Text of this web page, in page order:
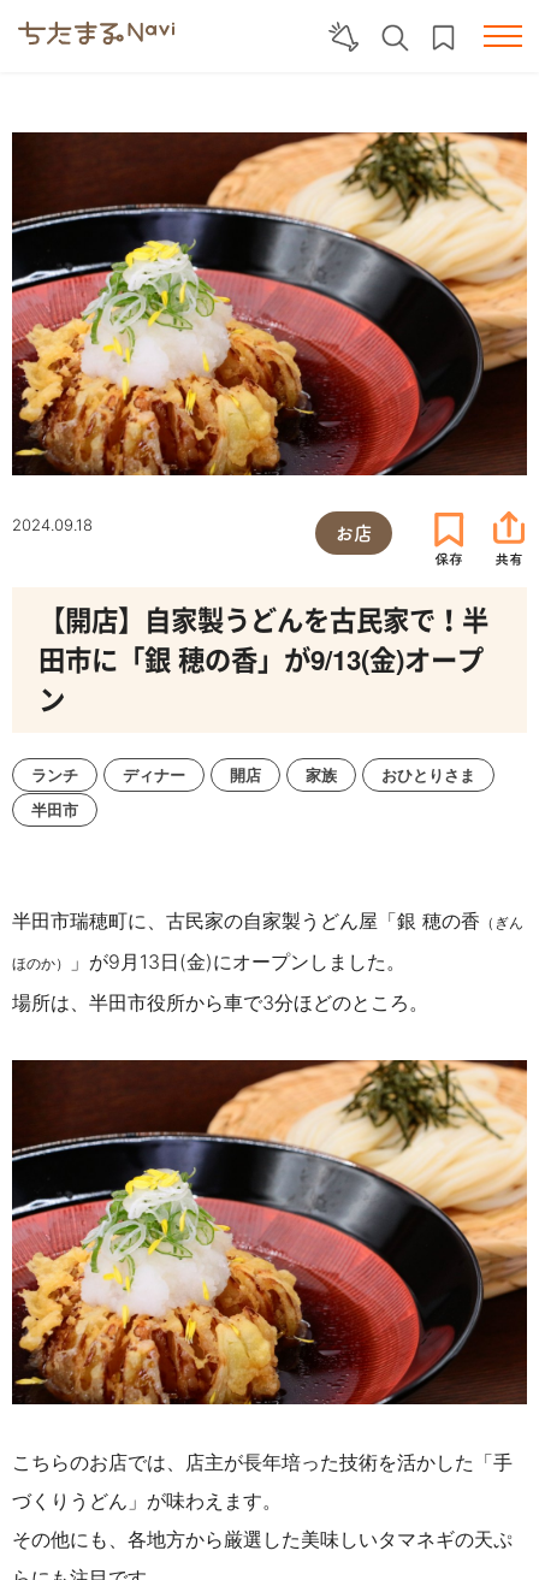
2024.09.18 お店
【開店】自家製うどんを古民家で！半
田市に「銀 穂の香」が9/13(金)オープ
ン
ランチ ディナー 開店 家族
おひとりさま
半田市
半田市瑞穂町に、古民家の自家製うどん屋「銀 穂の香 （ぎん
ほのか）
」が9月13日(金)にオープンしました。
場所は、半田市役所から車で3分ほどのところ。
こちらのお店では、店主が長年培った技術を活かした「手
づくりうどん」が味わえます。
その他にも、各地方から厳選した美味しいタマネギの天ぷ